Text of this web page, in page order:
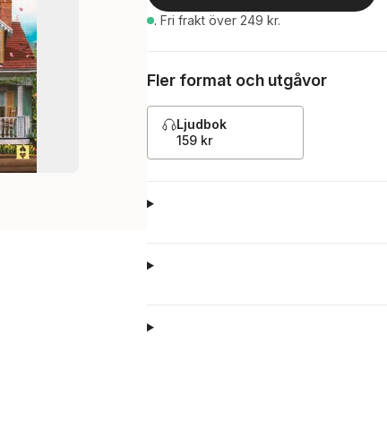
. Fri frakt över 249 kr.
Fler format och utgåvor
Ljudbok
159 kr